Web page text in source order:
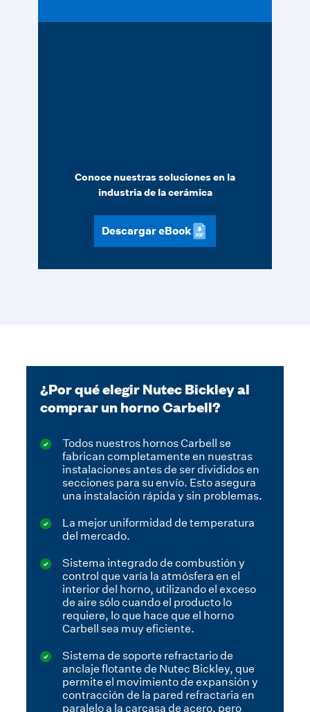
Conoce nuestras soluciones en la
industria de la cerámica
Descargar eBook
¿Por qué elegir Nutec Bickley al
comprar un horno Carbell?
Todos nuestros hornos Carbell se
fabrican completamente en nuestras
instalaciones antes de ser divididos en
secciones para su envío. Esto asegura
una instalación rápida y sin problemas.
La mejor uniformidad de temperatura
del mercado.
Sistema integrado de combustión y
control que varía la atmósfera en el
interior del horno, utilizando el exceso
de aire sólo cuando el producto lo
requiere, lo que hace que el horno
Carbell sea muy eficiente.
Sistema de soporte refractario de
anclaje flotante de Nutec Bickley, que
permite el movimiento de expansión y
contracción de la pared refractaria en
paralelo a la carcasa de acero, pero